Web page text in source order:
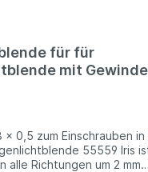
für für
mit Gewinde
x 0,5 zum Einschrauben in
55559 Iris
alle Richtungen um 2 mm